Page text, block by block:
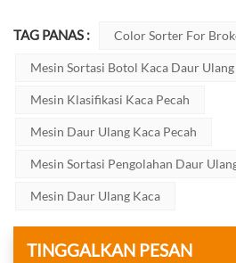
TAG PANAS : Color Sorter For
Mesin Sortasi Botol Kaca Daur Ulang
Mesin Klasifikasi Kaca Pecah
Mesin Daur Ulang Kaca Pecah
Mesin Sortasi Pengolahan Daur
Mesin Daur Ulang Kaca
TINGGALKAN PESAN